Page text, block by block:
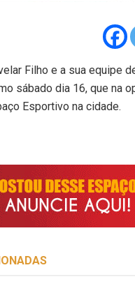
Filho e a sua equipe
sábado dia 16, que na
Esportivo na cidade.